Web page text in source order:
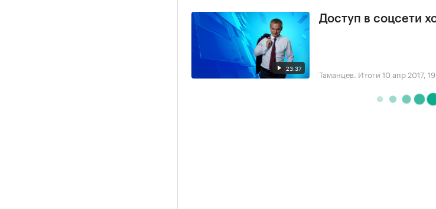
23:37
Доступ в соцсети
Таманцев. Итоги 10 апр 2017,